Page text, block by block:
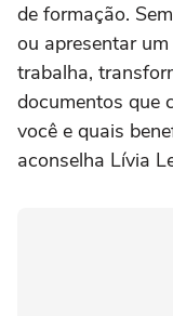
de formação.
ou apresentar
trabalha,
documentos que
você e quais
aconselha Lívia